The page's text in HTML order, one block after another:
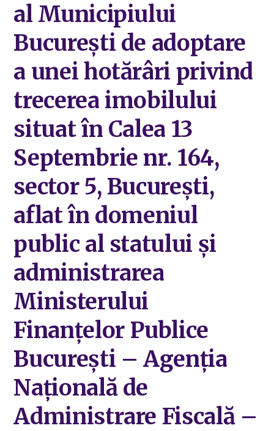
al Municipiului
București de adoptare
a unei hotărâri privind
trecerea imobilului
situat în Calea 13
Septembrie nr. 164,
sector 5, București,
aflat în domeniul
public al statului și
administrarea
Ministerului
Finanțelor Publice
București – Agenția
Națională de
Administrare Fiscală –